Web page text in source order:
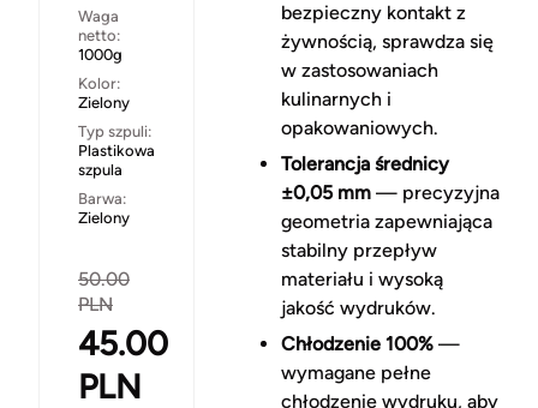
Waga
netto:
1000g
Kolor:
Zielony
Typ szpuli:
Plastikowa
szpula
Barwa:
Zielony
50.00
PLN
45.00
PLN
bezpieczny kontakt z
żywnością, sprawdza się
w zastosowaniach
kulinarnych i
opakowaniowych.
Tolerancja średnicy
±0,05 mm— precyzyjna
geometria zapewniająca
stabilny przepływ
materiału i wysoką
jakość wydruków.
Chłodzenie 100%—
wymagane pełne
chłodzenie wydruku, aby